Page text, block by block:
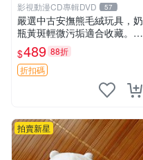
影視動漫CD專輯DVD 57
嚴選中古安撫熊毛絨玩具，奶
瓶黃斑輕微污垢適合收藏。默
認兩日發貨，全國快遞隨機派
送。 成色如圖可放心購買，
輕微瑕疵和臟污不影響使用。
安撫熊 中古玩偶 毛
$489 88折
折扣碼
拍賣新星